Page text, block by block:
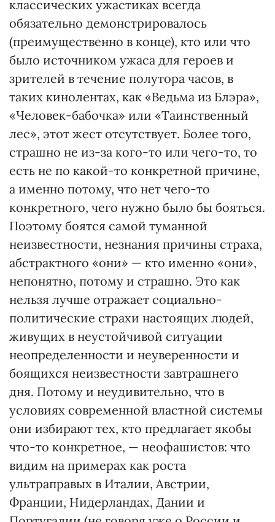
классических ужастиках всегда
обязательно демонстрировалось
(преимущественно в конце), кто или что
было источником ужаса для героев и
зрителей в течение полутора часов, в
таких кинолентах, как «Ведьма из Блэра»,
«Человек-бабочка» или «Таинственный
лес», этот жест отсутствует. Более того,
страшно не из-за кого-то или чего-то, то
есть не по какой-то конкретной причине,
а именно потому, что нет чего-то
конкретного, чего нужно было бы бояться.
Поэтому боятся самой туманной
неизвестности, незнания причины страха,
абстрактного «они» — кто именно «они»,
непонятно, потому и страшно. Это как
нельзя лучше отражает социально-
политические страхи настоящих людей,
живущих в неустойчивой ситуации
неопределенности и неуверенности и
боящихся неизвестности завтрашнего
дня. Потому и неудивительно, что в
условиях современной властной системы
они избирают тех, кто предлагает якобы
что-то конкретное, — неофашистов: что
видим на примерах как роста
ультраправых в Италии, Австрии,
Франции, Нидерландах, Дании и